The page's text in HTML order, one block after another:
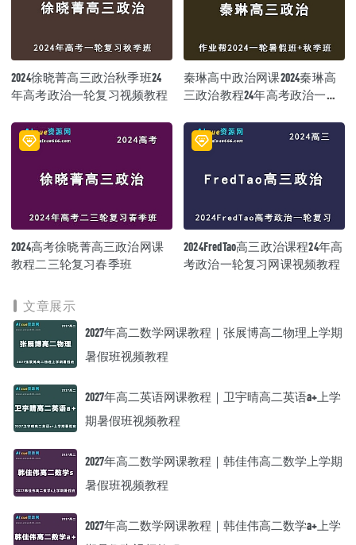
2024徐晓菁高三政治秋季班24
年高考政治一轮复习视频教程
秦琳高中政治网课2024秦琳高
三政治教程24年高考政治一轮
2024高考徐晓菁高三政治网课
教程二三轮复习春季班
2024FredTao高三政治课程24年高
考政治一轮复习网课视频教程
文章展示
2027年高二数学网课教程｜张展博高二物理上学期
暑假班视频教程
2027年高二英语网课教程｜卫宇晴高二英语a+上学
期暑假班视频教程
2027年高二数学网课教程｜韩佳伟高二数学上学期
暑假班视频教程
2027年高二数学网课教程｜韩佳伟高二数学a+上学